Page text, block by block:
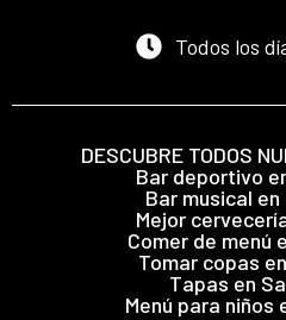
Todos los
DESCUBRE TODOS
Bar deportivo
Bar musical
Mejor
Comer de menú
Tomar copas
Tapas en
Menú para niños